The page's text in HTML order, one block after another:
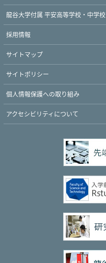
龍谷大学付属 平安高等学校・中学校
採用情報
サイトマップ
サイトポリシー
個人情報保護への取り組み
アクセシビリティについて